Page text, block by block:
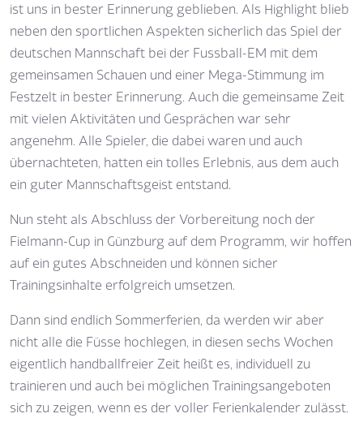
ist uns in bester Erinnerung geblieben. Als Highlight blieb
neben den sportlichen Aspekten sicherlich das Spiel der
deutschen Mannschaft bei der Fussball-EM mit dem
gemeinsamen Schauen und einer Mega-Stimmung im
Festzelt in bester Erinnerung. Auch die gemeinsame Zeit
mit vielen Aktivitäten und Gesprächen war sehr
angenehm. Alle Spieler, die dabei waren und auch
übernachteten, hatten ein tolles Erlebnis, aus dem auch
ein guter Mannschaftsgeist entstand.
Nun steht als Abschluss der Vorbereitung noch der
Fielmann-Cup in Günzburg auf dem Programm, wir hoffen
auf ein gutes Abschneiden und können sicher
Trainingsinhalte erfolgreich umsetzen.
Dann sind endlich Sommerferien, da werden wir aber
nicht alle die Füsse hochlegen, in diesen sechs Wochen
eigentlich handballfreier Zeit heißt es, individuell zu
trainieren und auch bei möglichen Trainingsangeboten
sich zu zeigen, wenn es der voller Ferienkalender zulässt.